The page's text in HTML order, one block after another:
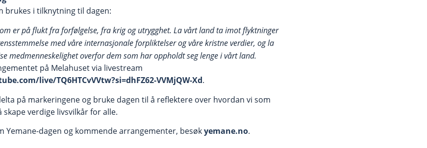
brukes i tilknytning til dagen:
er på flukt fra forfølgelse, fra krig og utrygghet. La vårt land ta imot flyktninger
med våre internasjonale forpliktelser og våre kristne verdier, og la
medmenneskelighet overfor dem som har oppholdt seg lenge i vårt land.
på Melahuset via livestream
live/TQ6HTCvVVtw?si=dhFZ62-VVMjQW-Xd.
på markeringene og bruke dagen til å reflektere over hvordan vi som
verdige livsvilkår for alle.
Yemane-dagen og kommende arrangementer, besøkyemane.no.